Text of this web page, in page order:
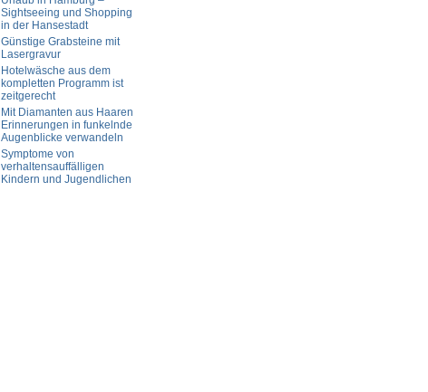
Sightseeing und Shopping
in der Hansestadt
Günstige Grabsteine mit
Lasergravur
Hotelwäsche aus dem
kompletten Programm ist
zeitgerecht
Mit Diamanten aus Haaren
Erinnerungen in funkelnde
Augenblicke verwandeln
Symptome von
verhaltensauffälligen
Kindern und Jugendlichen